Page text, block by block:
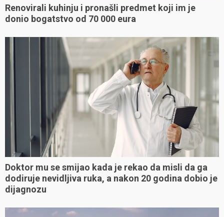
Renovirali kuhinju i pronašli predmet koji im je
donio bogatstvo od 70 000 eura
Doktor mu se smijao kada je rekao da misli da ga
dodiruje nevidljiva ruka, a nakon 20 godina dobio je
dijagnozu